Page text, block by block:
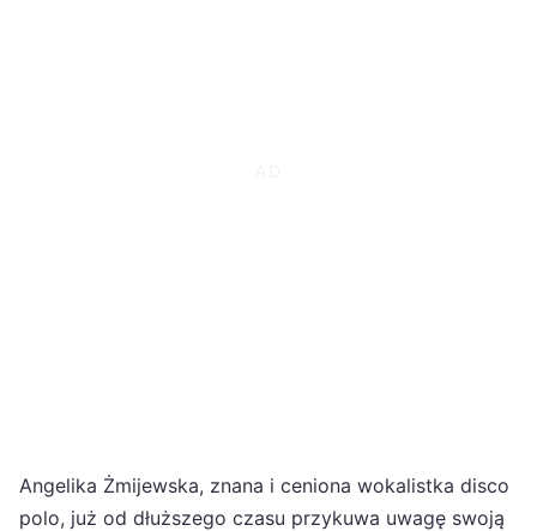
Angelika Żmijewska, znana i ceniona wokalistka disco
polo, już od dłuższego czasu przykuwa uwagę swoją